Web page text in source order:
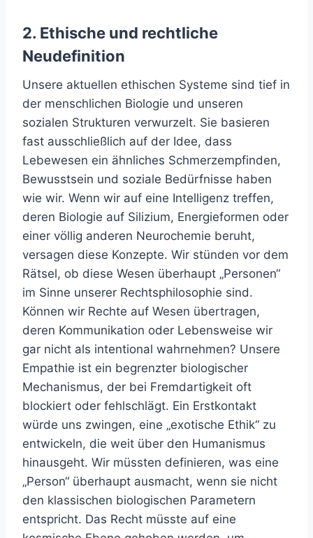
2. Ethische und rechtliche
Neudefinition
Unsere aktuellen ethischen Systeme sind tief in
der menschlichen Biologie und unseren
sozialen Strukturen verwurzelt. Sie basieren
fast ausschließlich auf der Idee, dass
Lebewesen ein ähnliches Schmerzempfinden,
Bewusstsein und soziale Bedürfnisse haben
wie wir. Wenn wir auf eine Intelligenz treffen,
deren Biologie auf Silizium, Energieformen oder
einer völlig anderen Neurochemie beruht,
versagen diese Konzepte. Wir stünden vor dem
Rätsel, ob diese Wesen überhaupt „Personen“
im Sinne unserer Rechtsphilosophie sind.
Können wir Rechte auf Wesen übertragen,
deren Kommunikation oder Lebensweise wir
gar nicht als intentional wahrnehmen? Unsere
Empathie ist ein begrenzter biologischer
Mechanismus, der bei Fremdartigkeit oft
blockiert oder fehlschlägt. Ein Erstkontakt
würde uns zwingen, eine „exotische Ethik“ zu
entwickeln, die weit über den Humanismus
hinausgeht. Wir müssten definieren, was eine
„Person“ überhaupt ausmacht, wenn sie nicht
den klassischen biologischen Parametern
entspricht. Das Recht müsste auf eine